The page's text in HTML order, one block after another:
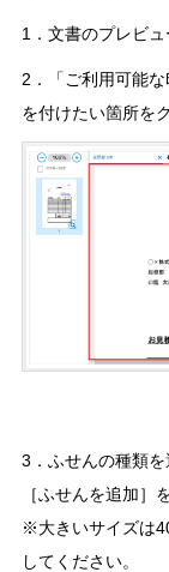
1．文書のプレビュ
2．「ご利用可能
を付けたい箇所を
3．ふせんの種類を
［ふせんを追加］
※大きいサイズは
してください。